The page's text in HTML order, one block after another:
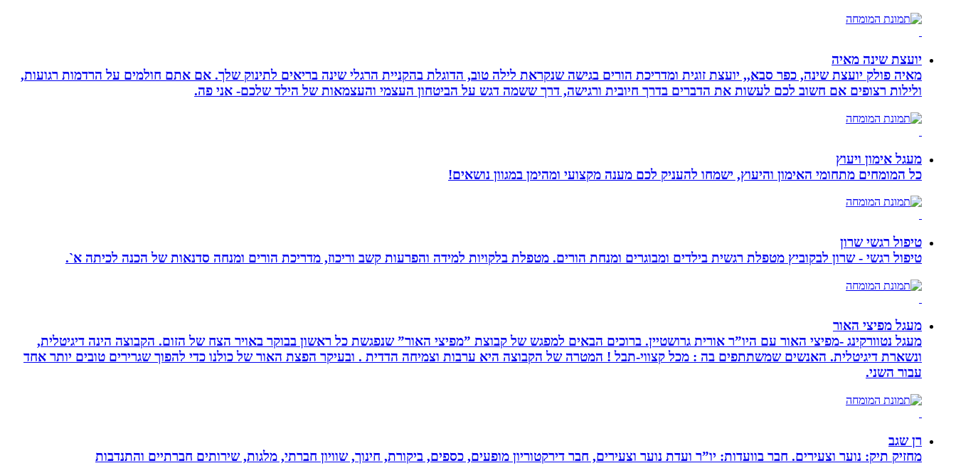
יועצת שינה מאיה
מאיה פולק יועצת שינה, כפר סבא,, יועצת זוגית ומדריכת הורים בגישה שנקראת לילה טוב, הדוגלת בהקניית הרגלי שינה בריאים לתינוק שלך. אם אתם חולמים על הרדמות רגועות,
ולילות רצופים אם חשוב לכם לעשות את הדברים בדרך חיובית ורגישה, דרך ששמה דגש על הביטחון העצמי והעצמאות של הילד שלכם- אני פה.
מעגל אימון ויעוץ
כל המומחים מתחומי האימון והיעוץ, ישמחו להעניק לכם מענה מקצועי ומהימן במגוון נושאים!
טיפול רגשי שרון
טיפול רגשי - שרון לבקוביץ מטפלת רגשית בילדים ומבוגרים ומנחת הורים. מטפלת בלקויות למידה והפרעות קשב וריכוז, מדריכת הורים ומנחה סדנאות של הכנה לכיתה א`.
מעגל מפיצי האור
מעגל נטוורקינג -מפיצי האור עם היו”ר אורית גרושטיין. ברוכים הבאים למפגש של קבוצת ”מפיצי האור” שנפגשת כל ראשון בבוקר באויר הצח של הזום. הקבוצה הינה דיגיטלית,
ונשארת דיגיטלית. האנשים שמשתתפים בה : מכל קצווי-תבל ! המטרה של הקבוצה היא ערבות וצמיחה הדדית . ובעיקר הפצת האור של כולנו כדי להפוך שגרירים טובים יותר אחד
עבור השני.
רן שגב
מחזיק תיק: נוער וצעירים. חבר בוועדות: יו”ר ועדת נוער וצעירים, חבר דירקטוריון מופעים, כספים, ביקורת, חינוך, שוויון חברתי, מלגות, שירותים חברתיים והתנדבות